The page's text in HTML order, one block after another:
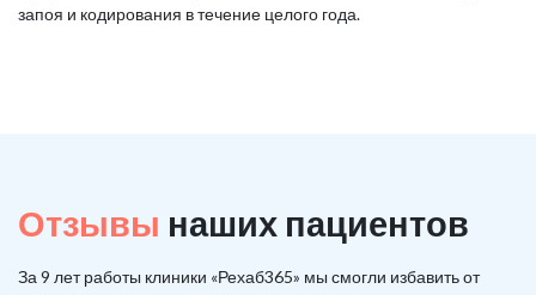
запоя и кодирования в течение целого года.
Отзывы наших пациентов
За 9 лет работы клиники «Рехаб365» мы смогли избавить от